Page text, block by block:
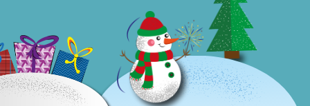
экскурсоводы музея обладают высокой
квалификацией и способностью живо и
интересно рассказывать о прошлых эпохах,
делая экскурсии увлекательными и
познавательными для школьников. Итак,
Новогодняя программа для школьников в музее
военной формы в стариной усадьбе Тургеневых-
Боткиных – это отличная возможность для
школьных классов провести увлекательную
экскурсию, познакомиться с историей военного
костюма и прочувствовать атмосферу прошлого